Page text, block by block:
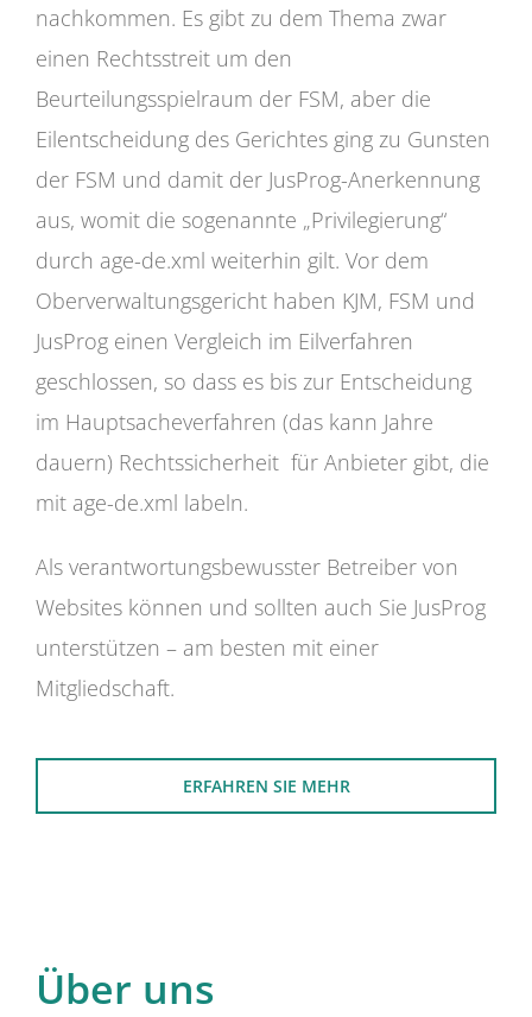
nachkommen. Es gibt zu dem Thema zwar
einen Rechtsstreit um den
Beurteilungsspielraum der FSM, aber die
Eilentscheidung des Gerichtes ging zu Gunsten
der FSM und damit der JusProg-Anerkennung
aus, womit die sogenannte „Privilegierung“
durch age-de.xml weiterhin gilt. Vor dem
Oberverwaltungsgericht haben KJM, FSM und
JusProg einen Vergleich im Eilverfahren
geschlossen, so dass es bis zur Entscheidung
im Hauptsacheverfahren (das kann Jahre
dauern) Rechtssicherheit für Anbieter gibt, die
mit age-de.xml labeln.
Als verantwortungsbewusster Betreiber von
Websites können und sollten auch Sie JusProg
unterstützen – am besten mit einer
Mitgliedschaft.
ERFAHREN SIE MEHR
Über uns